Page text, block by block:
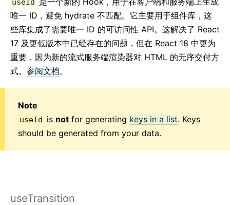
useId
唯一 ID，避免 hydrate 不匹配。它主要用于组件库，这
些库集成了需要唯一 ID 的可访问性 API。这解决了 React
17 及更低版本中已经存在的问题，但在 React 18 中更为
重要，因为新的流式服务端渲染器对 HTML 的无序交付方
式。 参阅文档。
Note
useId is not for generating keys in a list. Keys
should be generated from your data.
useTransition